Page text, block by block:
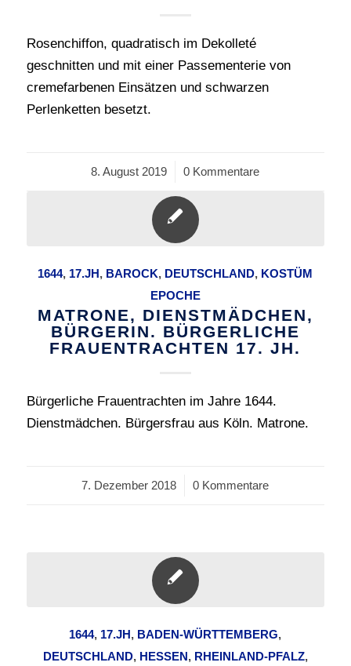
Rosenchiffon, quadratisch im Dekolleté
geschnitten und mit einer Passementerie von
cremefarbenen Einsätzen und schwarzen
Perlenketten besetzt.
8. August 2019
/ 0 Kommentare
1644, 17.JH, BAROCK, DEUTSCHLAND, KOSTÜM
EPOCHE
MATRONE, DIENSTMÄDCHEN,
BÜRGERIN. BÜRGERLICHE
FRAUENTRACHTEN 17. JH.
Bürgerliche Frauentrachten im Jahre 1644.
Dienstmädchen. Bürgersfrau aus Köln. Matrone.
7. Dezember 2018
/ 0 Kommentare
1644, 17.JH, BADEN-WÜRTTEMBERG,
DEUTSCHLAND, HESSEN, RHEINLAND-PFALZ,